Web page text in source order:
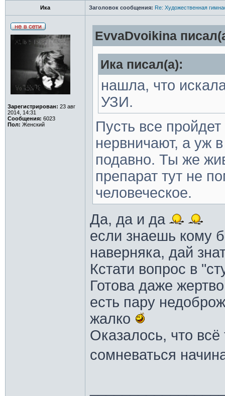
Ика Заголовок сообщения: Re: Художественная
Зарегистрирован: 23 авг
2014, 14:31
Сообщения: 6023
Пол: Женский
EvvaDvoikina
Ика писал(а):
нашла, что
УЗИ.
Пусть все
нервничают, а уж
подавно. Ты же
препарат тут не
человеческое.
Да, да и да
если знаешь кому
наверняка, дай
Кстати вопрос в
Готова даже
есть пару
жалко
Оказалось, что всё
сомневаться